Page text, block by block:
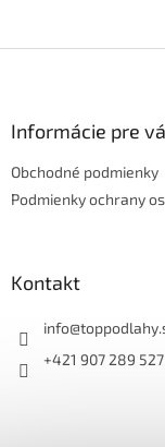
Informácie pre
Obchodné podmienky
Podmienky ochrany
Kontakt
info@
+421 907 289 527